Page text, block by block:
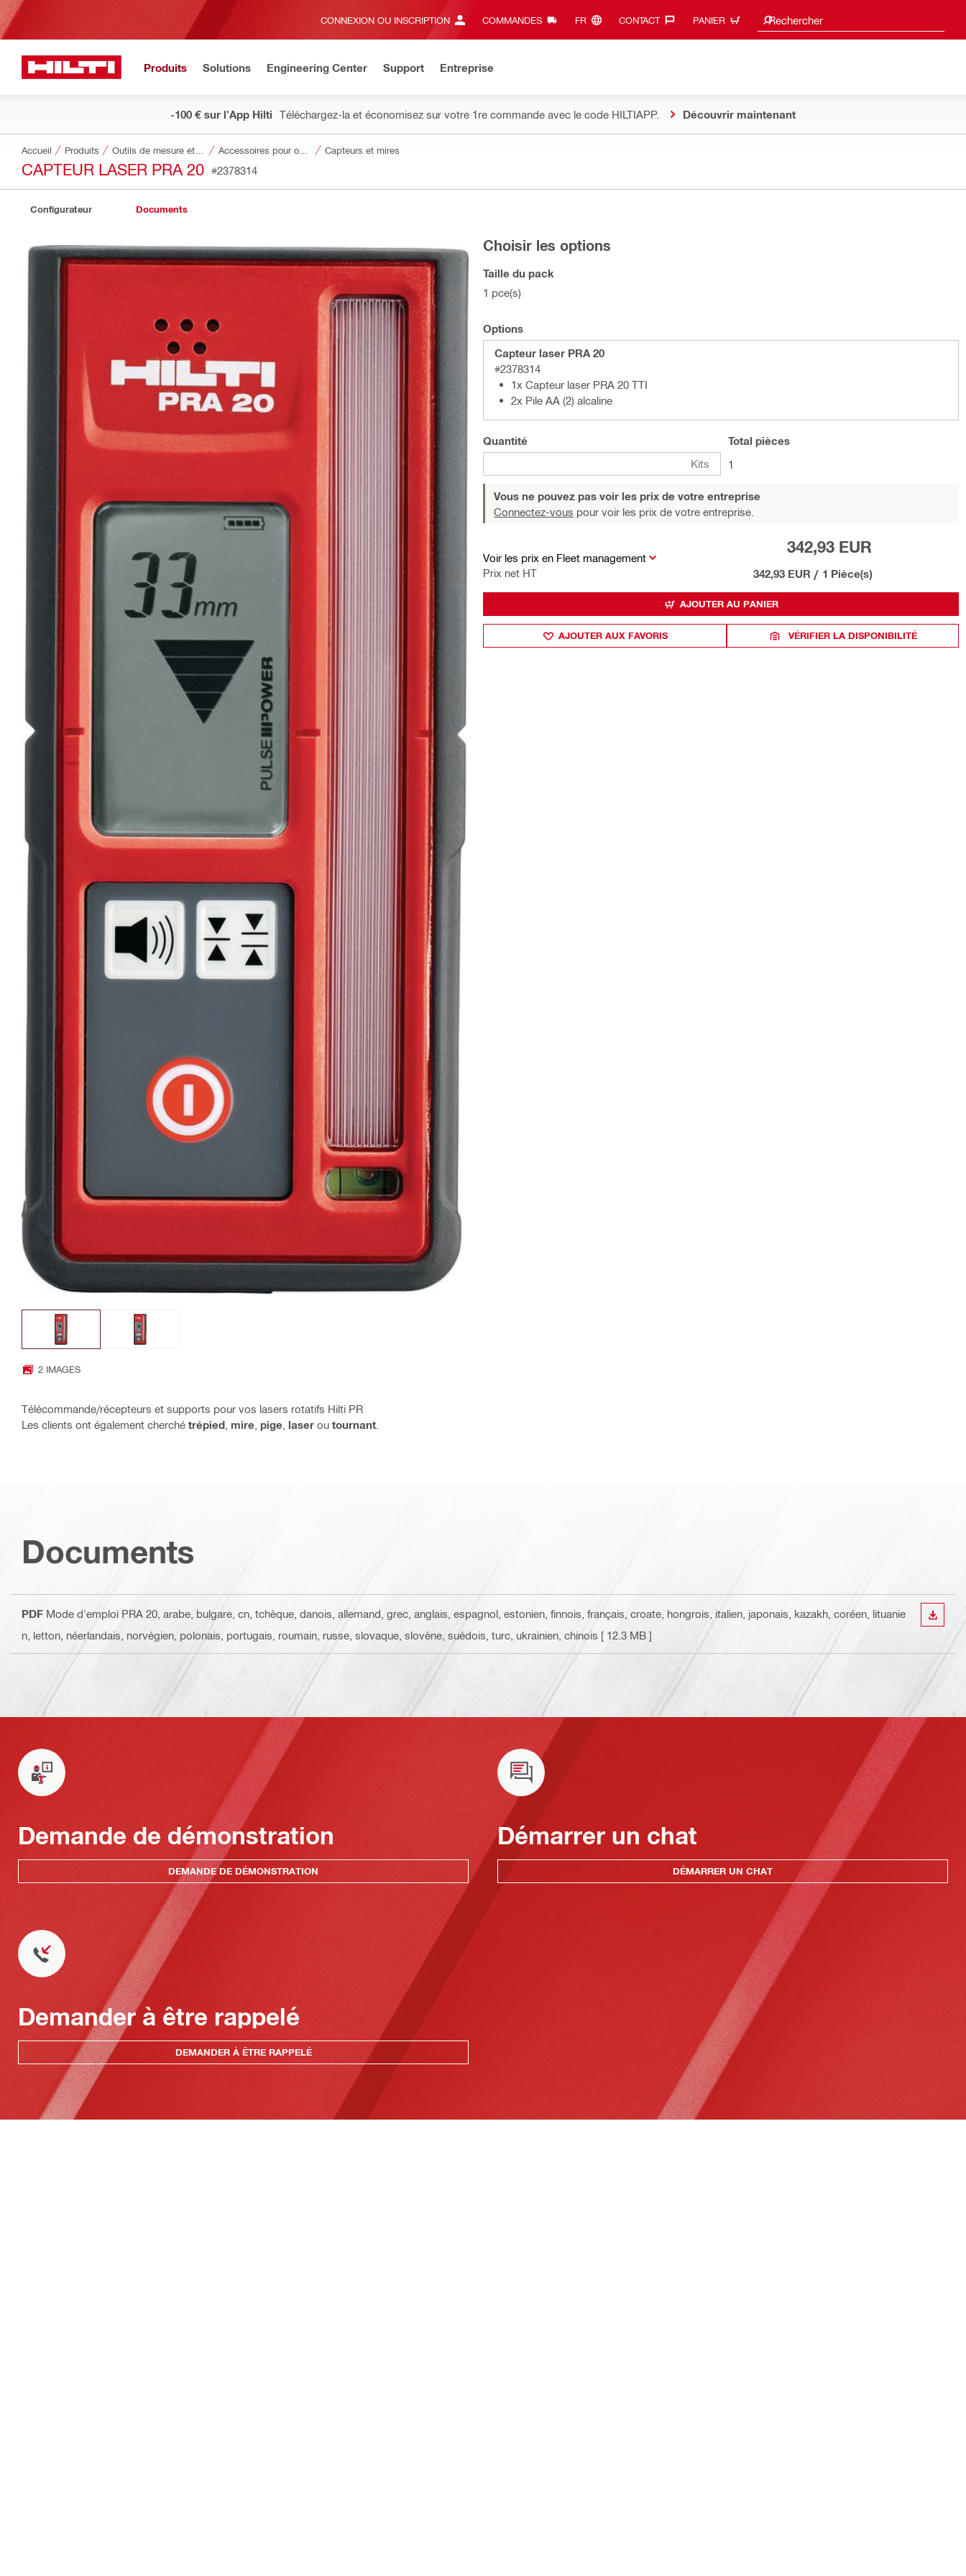
CONNEXION OU INSCRIPTION COMMANDES FR‎ CONTACT‎ PANIER Rechercher
Suggestions de recherche
Produits Solutions Engineering Center Support Entreprise
-100 € sur l'App Hilti Téléchargez-la et économisez sur votre 1re commande avec le code HILTIAPP. Découvrir maintenant
Accueil Produits Capteurs et mires
CAPTEUR LASER PRA 20 #2378314
Configurateur Documents
2 IMAGES
Télécommande/récepteurs et supports pour vos lasers rotatifs Hilti PR
Les clients ont également cherché trépied mire pige laser ou tournant
Choisir les options
Taille du pack
1 pce(s)
Options
Capteur laser PRA 20
#2378314
1x Capteur laser PRA 20 TTI
2x Pile AA (2) alcaline
Quantité
Kits
Total pièces
1
Vous ne pouvez pas voir les prix de votre entreprise
Connectez-vous pour voir les prix de votre entreprise.
Voir les prix en Fleet management
Prix net HT
342,93 EUR
342,93 EUR / 1 Pièce(s)
AJOUTER AU PANIER
AJOUTER AUX FAVORIS VÉRIFIER LA DISPONIBILITÉ
Documents
PDF Mode d'emploi PRA 20 , arabe, bulgare, cn, tchèque, danois, allemand, grec, anglais, espagnol, estonien, finnois, français, croate, hongrois, italien, japonais, kazakh, coréen, lituanie
n, letton, néerlandais, norvégien, polonais, portugais, roumain, russe, slovaque, slovène, suédois, turc, ukrainien, chinois [ 12.3 MB ]
Demande de démonstration
DEMANDE DE DÉMONSTRATION
Démarrer un chat
DÉMARRER UN CHAT
Demander à être rappelé
DEMANDER À ÊTRE RAPPELÉ